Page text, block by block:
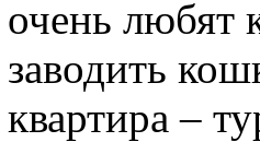
очень любят
заводить
квартира –